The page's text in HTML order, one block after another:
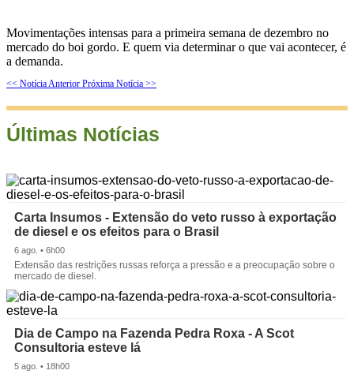
Movimentações intensas para a primeira semana de dezembro no
mercado do boi gordo. E quem via determinar o que vai acontecer, é
a demanda.
<< Notícia Anterior Próxima Notícia >>
Últimas Notícias
Carta Insumos - Extensão do veto russo à exportação
de diesel e os efeitos para o Brasil
6 ago. • 6h00
Extensão das restrições russas reforça a pressão e a preocupação sobre o
mercado de diesel.
Dia de Campo na Fazenda Pedra Roxa - A Scot
Consultoria esteve lá
5 ago. • 18h00